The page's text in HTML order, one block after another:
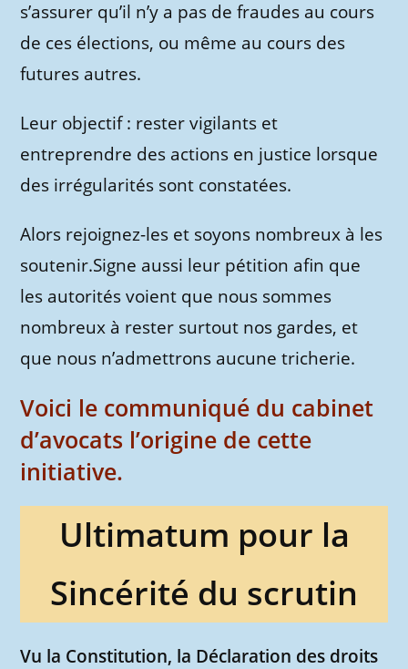
s’assurer qu’il n’y a pas de fraudes au cours
de ces élections, ou même au cours des
futures autres.
Leur objectif : rester vigilants et
entreprendre des actions en justice lorsque
des irrégularités sont constatées.
Alors rejoignez-les et soyons nombreux à les
soutenir.Signe aussi leur pétition afin que
les autorités voient que nous sommes
nombreux à rester surtout nos gardes, et
que nous n’admettrons aucune tricherie.
Voici le communiqué du cabinet
d’avocats l’origine de cette
initiative.
Ultimatum pour la
Sincérité du scrutin
Vu la Constitution, la Déclaration des droits